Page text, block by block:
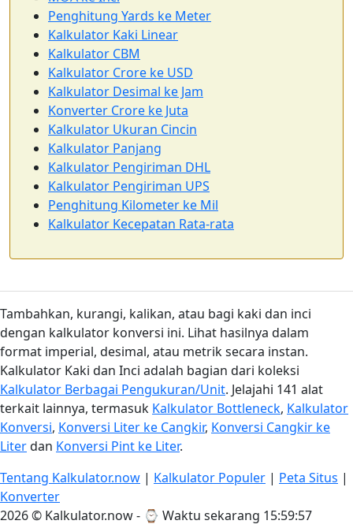
Penghitung Yards ke Meter
Kalkulator Kaki Linear
Kalkulator CBM
Kalkulator Crore ke USD
Kalkulator Desimal ke Jam
Konverter Crore ke Juta
Kalkulator Ukuran Cincin
Kalkulator Panjang
Kalkulator Pengiriman DHL
Kalkulator Pengiriman UPS
Penghitung Kilometer ke Mil
Kalkulator Kecepatan Rata-rata
Tambahkan, kurangi, kalikan, atau bagi kaki dan inci
dengan kalkulator konversi ini. Lihat hasilnya dalam
format imperial, desimal, atau metrik secara instan.
Kalkulator Kaki dan Inci adalah bagian dari koleksi
Kalkulator Berbagai Pengukuran/Unit. Jelajahi 141 alat
terkait lainnya, termasuk Kalkulator Bottleneck, Kalkulator
Konversi, Konversi Liter ke Cangkir, Konversi Cangkir ke
Literdan Konversi Pint ke Liter.
Tentang Kalkulator.now | Kalkulator Populer | Peta Situs |
Konverter
2026 © Kalkulator.now - ⌚ Waktu sekarang 15:59:57